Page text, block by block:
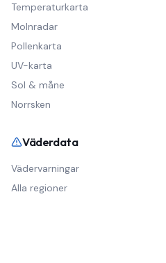
Temperaturkarta
Molnradar
Pollenkarta
UV-karta
Sol & måne
Norrsken
Väderdata
Vädervarningar
Alla regioner